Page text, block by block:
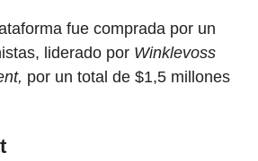
fue comprada por un
liderado por Winklevoss
por un total de $1,5 millones